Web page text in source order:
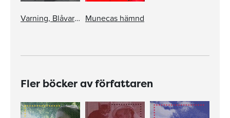
Varning, Blåvargar! Munecas hämnd
Fler böcker av författaren